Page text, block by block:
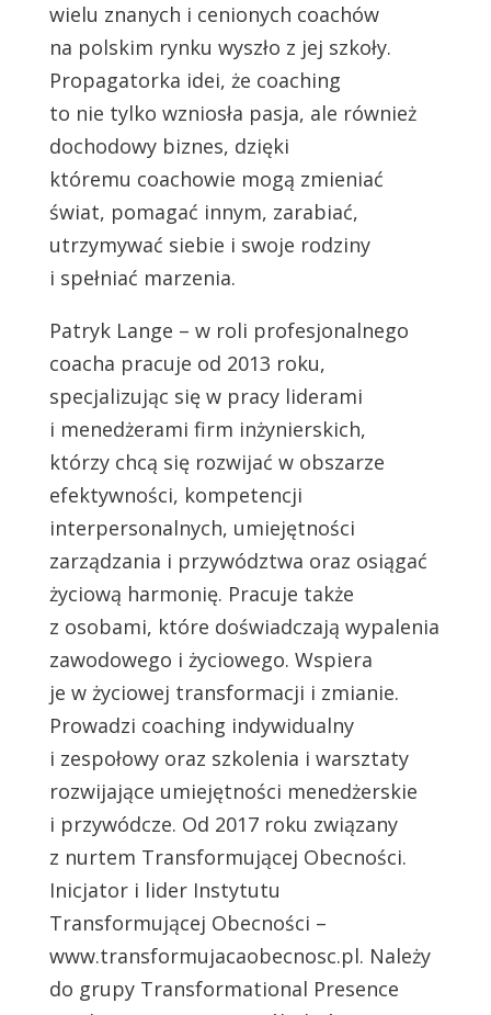
wielu znanych i cenionych coachów
na polskim rynku wyszło z jej szkoły.
Propagatorka idei, że coaching
to nie tylko wzniosła pasja, ale również
dochodowy biznes, dzięki
któremu coachowie mogą zmieniać
świat, pomagać innym, zarabiać,
utrzymywać siebie i swoje rodziny
i spełniać marzenia.
Patryk Lange – w roli profesjonalnego
coacha pracuje od 2013 roku,
specjalizując się w pracy liderami
i menedżerami firm inżynierskich,
którzy chcą się rozwijać w obszarze
efektywności, kompetencji
interpersonalnych, umiejętności
zarządzania i przywództwa oraz osiągać
życiową harmonię. Pracuje także
z osobami, które doświadczają wypalenia
zawodowego i życiowego. Wspiera
je w życiowej transformacji i zmianie.
Prowadzi coaching indywidualny
i zespołowy oraz szkolenia i warsztaty
rozwijające umiejętności menedżerskie
i przywódcze. Od 2017 roku związany
z nurtem Transformującej Obecności.
Inicjator i lider Instytutu
Transformującej Obecności –
www.transformujacaobecnosc.pl. Należy
do grupy Transformational Presence